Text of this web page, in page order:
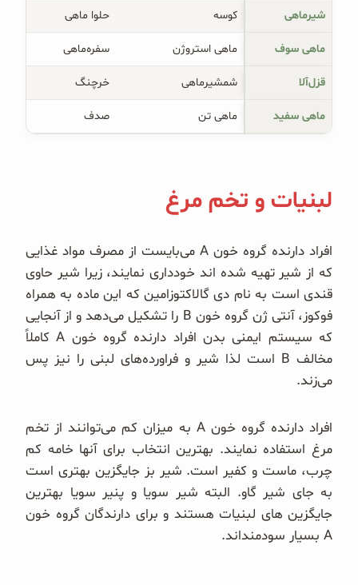
شیرماهی کوسه حلوا ماهی
ماهی سوف ماهی استروژن سفره‌ماهی
قزل‌آلا شمشیرماهی خرچنگ
ماهی سفید ماهی تن صدف
لبنیات و تخم مرغ
افراد دارنده گروه خون A می‌بایست از مصرف مواد غذایی
که از شیر تهیه شده اند خودداری نمایند، زیرا شیر حاوی
قندی است به نام دی گالاکتوزامین که این ماده به همراه
فوکوز، آنتی ژن گروه خون B را تشکیل می‌دهد و از آنجایی
که سیستم ایمنی بدن افراد دارنده گروه خون A کاملاً
مخالف B است لذا شیر و فراورده‌های لبنی را نیز پس
می‌زند.
افراد دارنده گروه خون A به میزان کم می‌توانند از تخم
مرغ استفاده نمایند. بهترین انتخاب برای آنها خامه کم
چرب، ماست و کفیر است. شیر بز جایگزین بهتری است
به جای شیر گاو. البته شیر سویا و پنیر سویا بهترین
جایگزین های لبنیات هستند و برای دارندگان گروه خون
A بسیار سودمند‌اند.